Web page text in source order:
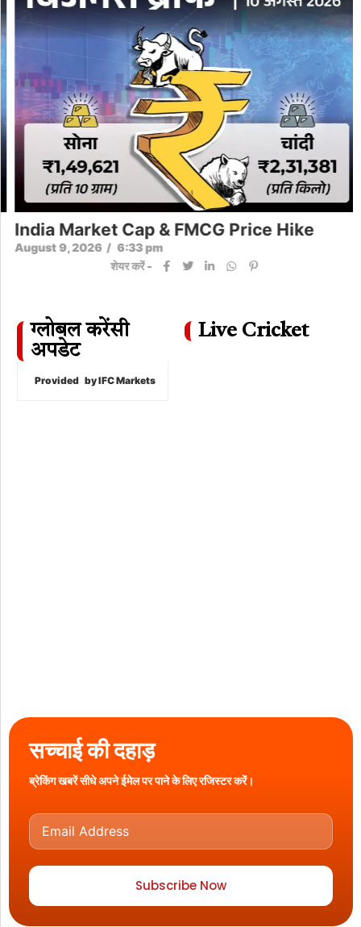
India Market Cap & FMCG Price Hike
August 9, 2026 /
6:33 pm
शेयर करें -
ग्लोबल करेंसी
अपडेट
Provided by IFC Markets
Live Cricket
सच्चाई की दहाड़
ब्रेकिंग खबरें सीधे अपने ईमेल पर पाने के लिए रजिस्टर करें।
Subscribe Now